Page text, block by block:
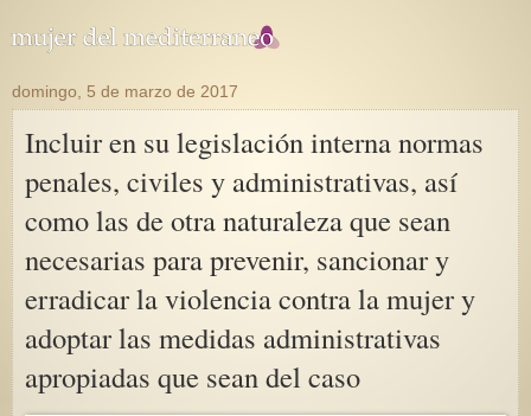
domingo, 5 de marzo de 2017
Incluir en su legislación interna normas
penales, civiles y administrativas, así
como las de otra naturaleza que sean
necesarias para prevenir, sancionar y
erradicar la violencia contra la mujer y
adoptar las medidas administrativas
apropiadas que sean del caso